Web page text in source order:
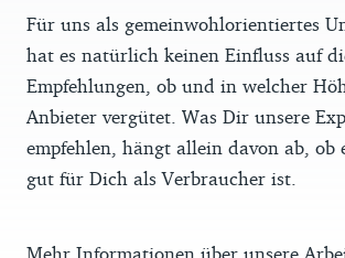
Für uns als gemeinwohlorientiertes
hat es natürlich keinen Einfluss auf
Empfehlungen, ob und in welcher
Anbieter vergütet. Was Dir unsere
empfehlen, hängt allein davon ab, ob
gut für Dich als Verbraucher ist.
Mehr Informationen über unsere